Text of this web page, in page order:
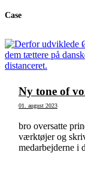
Case
Ny tone of
01. august 2023
bro oversatte
værktøjer og
medarbejderne i